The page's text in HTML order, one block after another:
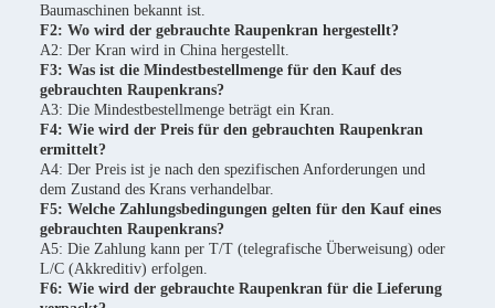
Baumaschinen bekannt ist.
F2: Wo wird der gebrauchte Raupenkran hergestellt?
A2: Der Kran wird in China hergestellt.
F3: Was ist die Mindestbestellmenge für den Kauf des
gebrauchten Raupenkrans?
A3: Die Mindestbestellmenge beträgt ein Kran.
F4: Wie wird der Preis für den gebrauchten Raupenkran
ermittelt?
A4: Der Preis ist je nach den spezifischen Anforderungen und
dem Zustand des Krans verhandelbar.
F5: Welche Zahlungsbedingungen gelten für den Kauf eines
gebrauchten Raupenkrans?
A5: Die Zahlung kann per T/T (telegrafische Überweisung) oder
L/C (Akkreditiv) erfolgen.
F6: Wie wird der gebrauchte Raupenkran für die Lieferung